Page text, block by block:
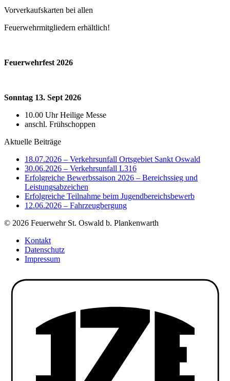
Vorverkaufskarten bei allen
Feuerwehrmitgliedern erhältlich!
Feuerwehrfest 2026
Sonntag 13. Sept 2026
10.00 Uhr Heilige Messe
anschl. Frühschoppen
Aktuelle Beiträge
18.07.2026 – Verkehrsunfall Ortsgebiet Sankt Oswald
30.06.2026 – Verkehrsunfall L316
Erfolgreiche Bewerbssaison 2026 – Bereichssieg und
Leistungsabzeichen
Erfolgreiche Teilnahme beim Jugendbereichsbewerb
12.06.2026 – Fahrzeugbergung
© 2026 Feuerwehr St. Oswald b. Plankenwarth
Kontakt
Datenschutz
Impressum